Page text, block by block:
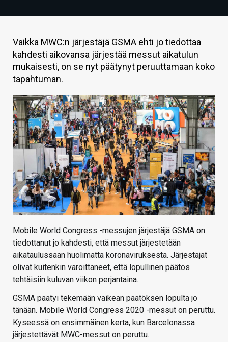
TIETOA
HINTA.FI
VAIHDA TEEMA
HAKU
Vaikka MWC:n järjestäjä GSMA ehti jo tiedottaa
kahdesti aikovansa järjestää messut aikatulun
mukaisesti, on se nyt päätynyt peruuttamaan koko
tapahtuman.
Mobile World Congress -messujen järjestäjä GSMA on
tiedottanut jo kahdesti, että messut järjestetään
aikataulussaan huolimatta koronaviruksesta. Järjestäjät
olivat kuitenkin varoittaneet, että lopullinen päätös
tehtäisiin kuluvan viikon perjantaina.
GSMA päätyi tekemään vaikean päätöksen lopulta jo
tänään. Mobile World Congress 2020 -messut on peruttu.
Kyseessä on ensimmäinen kerta, kun Barcelonassa
järjestettävät MWC-messut on peruttu.